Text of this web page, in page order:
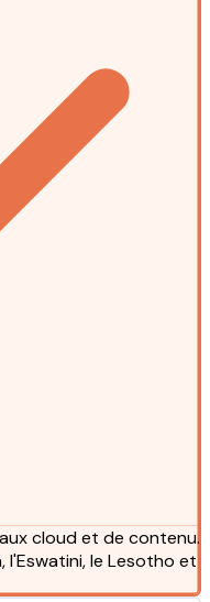
cloud et de contenu.
l'Eswatini, le Lesotho et